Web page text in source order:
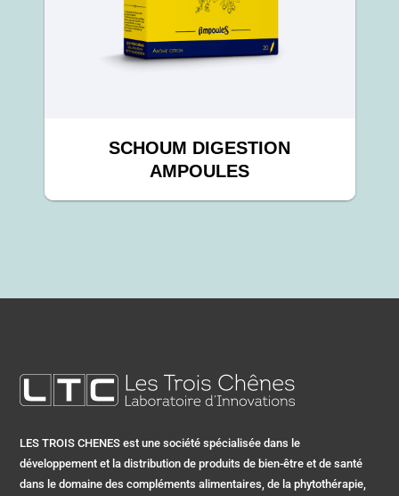
SCHOUM DIGESTION
AMPOULES
LES TROIS CHENES est une société spécialisée dans le
développement et la distribution de produits de bien-être et de santé
dans le domaine des compléments alimentaires, de la phytothérapie,